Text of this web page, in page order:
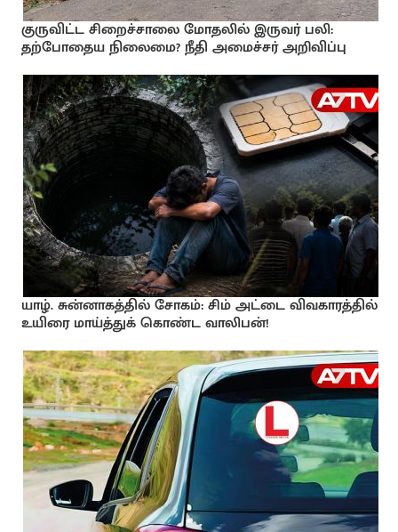
குருவிட்ட சிறைச்சாலை மோதலில் இருவர் பலி:
தற்போதைய நிலைமை? நீதி அமைச்சர் அறிவிப்பு
யாழ். சுன்னாகத்தில் சோகம்: சிம் அட்டை விவகாரத்தில்
உயிரை மாய்த்துக் கொண்ட வாலிபன்!